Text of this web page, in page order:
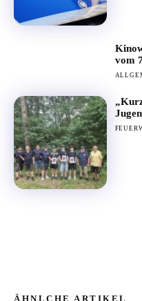
vom
ÄHNLCHE ARTIKEL